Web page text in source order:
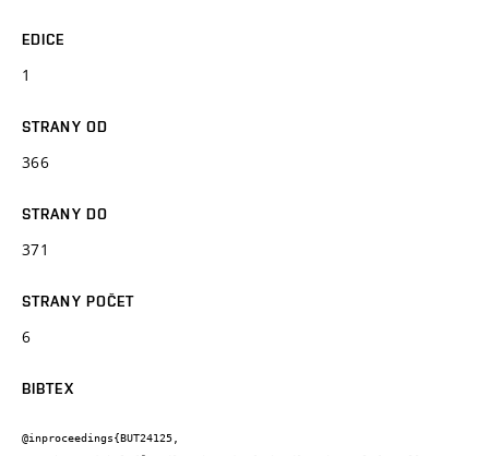
EDICE
1
STRANY OD
366
STRANY DO
371
STRANY POČET
6
BIBTEX
@inproceedings{BUT24125,